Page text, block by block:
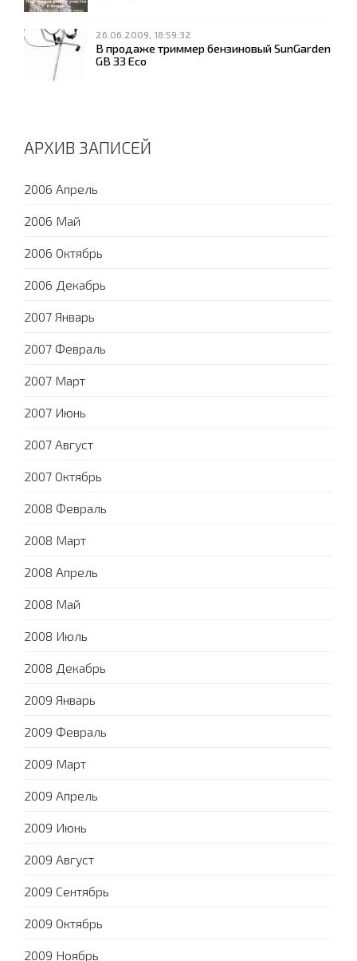
26.06.2009, 18:59:32
В продаже триммер бензиновый SunGarden
GB 33 Eco
АРХИВ ЗАПИСЕЙ
2006 Апрель
2006 Май
2006 Октябрь
2006 Декабрь
2007 Январь
2007 Февраль
2007 Март
2007 Июнь
2007 Август
2007 Октябрь
2008 Февраль
2008 Март
2008 Апрель
2008 Май
2008 Июль
2008 Декабрь
2009 Январь
2009 Февраль
2009 Март
2009 Апрель
2009 Июнь
2009 Август
2009 Сентябрь
2009 Октябрь
2009 Ноябрь